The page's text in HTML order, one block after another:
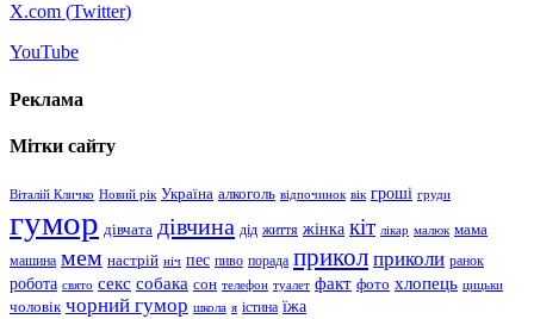
X.com (Twitter)
YouTube
Реклама
Мітки сайту
Віталій Кличко Новий рік Україна алкоголь відпочинок вік гроші груди
гумор дівчата дівчина дід життя жінка кіт лікар малюк мама
машина мем настрій ніч пес пиво порада прикол приколи ранок
робота свято секс собака сон телефон туалет факт фото хлопець цицьки
чоловік чорний гумор школа я істина їжа